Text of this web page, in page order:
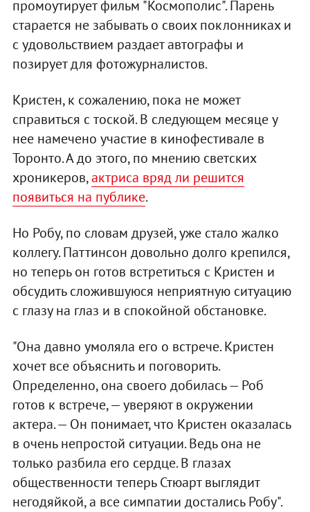
промоутирует фильм "Космополис". Парень
старается не забывать о своих поклонниках и
с удовольствием раздает автографы и
позирует для фотожурналистов.
Кристен, к сожалению, пока не может
справиться с тоской. В следующем месяце у
нее намечено участие в кинофестивале в
Торонто. А до этого, по мнению светских
хроникеров,актриса вряд ли решится
появиться на публике.
Но Робу, по словам друзей, уже стало жалко
коллегу. Паттинсон довольно долго крепился,
но теперь он готов встретиться с Кристен и
обсудить сложившуюся неприятную ситуацию
с глазу на глаз и в спокойной обстановке.
"Она давно умоляла его о встрече. Кристен
хочет все объяснить и поговорить.
Определенно, она своего добилась — Роб
готов к встрече, — уверяют в окружении
актера. — Он понимает, что Кристен оказалась
в очень непростой ситуации. Ведь она не
только разбила его сердце. В глазах
общественности теперь Стюарт выглядит
негодяйкой, а все симпатии достались Робу".